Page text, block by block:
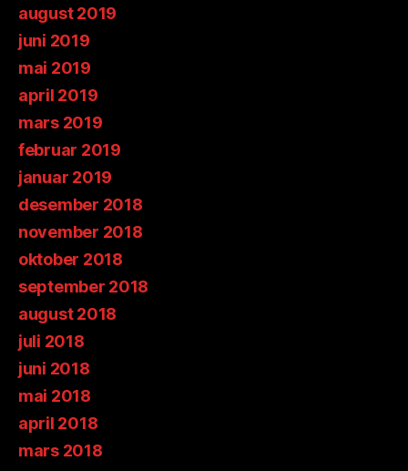
august 2019
juni 2019
mai 2019
april 2019
mars 2019
februar 2019
januar 2019
desember 2018
november 2018
oktober 2018
september 2018
august 2018
juli 2018
juni 2018
mai 2018
april 2018
mars 2018